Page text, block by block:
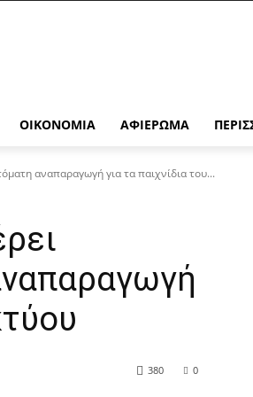
ΟΙΚΟΝΟΜΊΑ ΑΦΙΈΡΩΜΑ
αναπαραγωγή για τα παιχνίδια του...
0
380